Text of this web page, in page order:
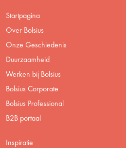
Startpagina
Over Bolsius
Onze Geschiedenis
Duurzaamheid
Werken bij Bolsius
Bolsius Corporate
Bolsius Professional
B2B portaal
Inspiratie